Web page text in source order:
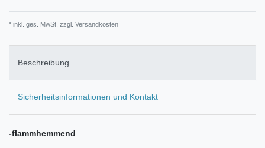
* inkl. ges. MwSt. zzgl. Versandkosten
Beschreibung
Sicherheitsinformationen und Kontakt
-flammhemmend